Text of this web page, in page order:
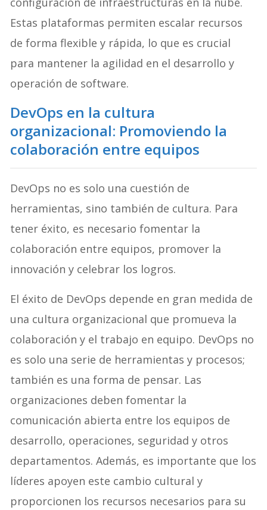
Estas plataformas permiten escalar recursos
de forma flexible y rápida, lo que es crucial
para mantener la agilidad en el desarrollo y
operación de software.
DevOps en la cultura
organizacional: Promoviendo la
colaboración entre equipos
DevOps no es solo una cuestión de
herramientas, sino también de cultura. Para
tener éxito, es necesario fomentar la
colaboración entre equipos, promover la
innovación y celebrar los logros.
El éxito de DevOps depende en gran medida de
una cultura organizacional que promueva la
colaboración y el trabajo en equipo. DevOps no
es solo una serie de herramientas y procesos;
también es una forma de pensar. Las
organizaciones deben fomentar la
comunicación abierta entre los equipos de
desarrollo, operaciones, seguridad y otros
departamentos. Además, es importante que los
líderes apoyen este cambio cultural y
proporcionen los recursos necesarios para su